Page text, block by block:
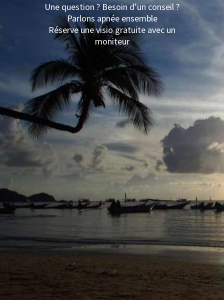
Une question ? Besoin d’un conseil ?
Parlons apnée ensemble
Réserve une visio gratuite avec un
moniteur